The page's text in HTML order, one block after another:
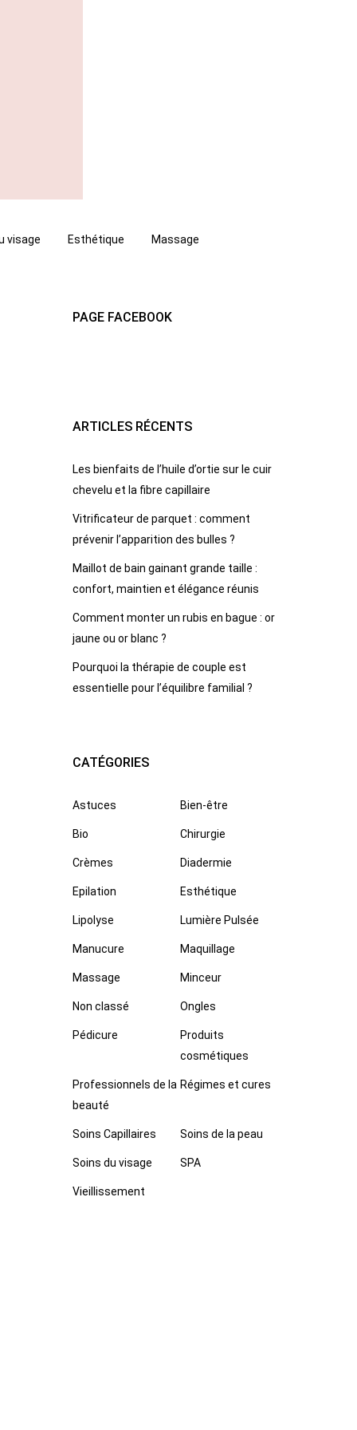
visage Esthétique Massage
PAGE FACEBOOK
ARTICLES RÉCENTS
Les bienfaits de l’huile d’ortie sur le cuir
chevelu et la fibre capillaire
Vitrificateur de parquet : comment
prévenir l’apparition des bulles ?
Maillot de bain gainant grande taille :
confort, maintien et élégance réunis
Comment monter un rubis en bague : or
jaune ou or blanc ?
Pourquoi la thérapie de couple est
essentielle pour l’équilibre familial ?
CATÉGORIES
Astuces Bien-être
Bio Chirurgie
Crèmes Diadermie
Epilation Esthétique
Lipolyse Lumière Pulsée
Manucure Maquillage
Massage Minceur
Non classé Ongles
Pédicure
Produits
cosmétiques
Professionnels de la
beauté
Régimes et cures
Soins Capillaires Soins de la peau
Soins du visage SPA
Vieillissement